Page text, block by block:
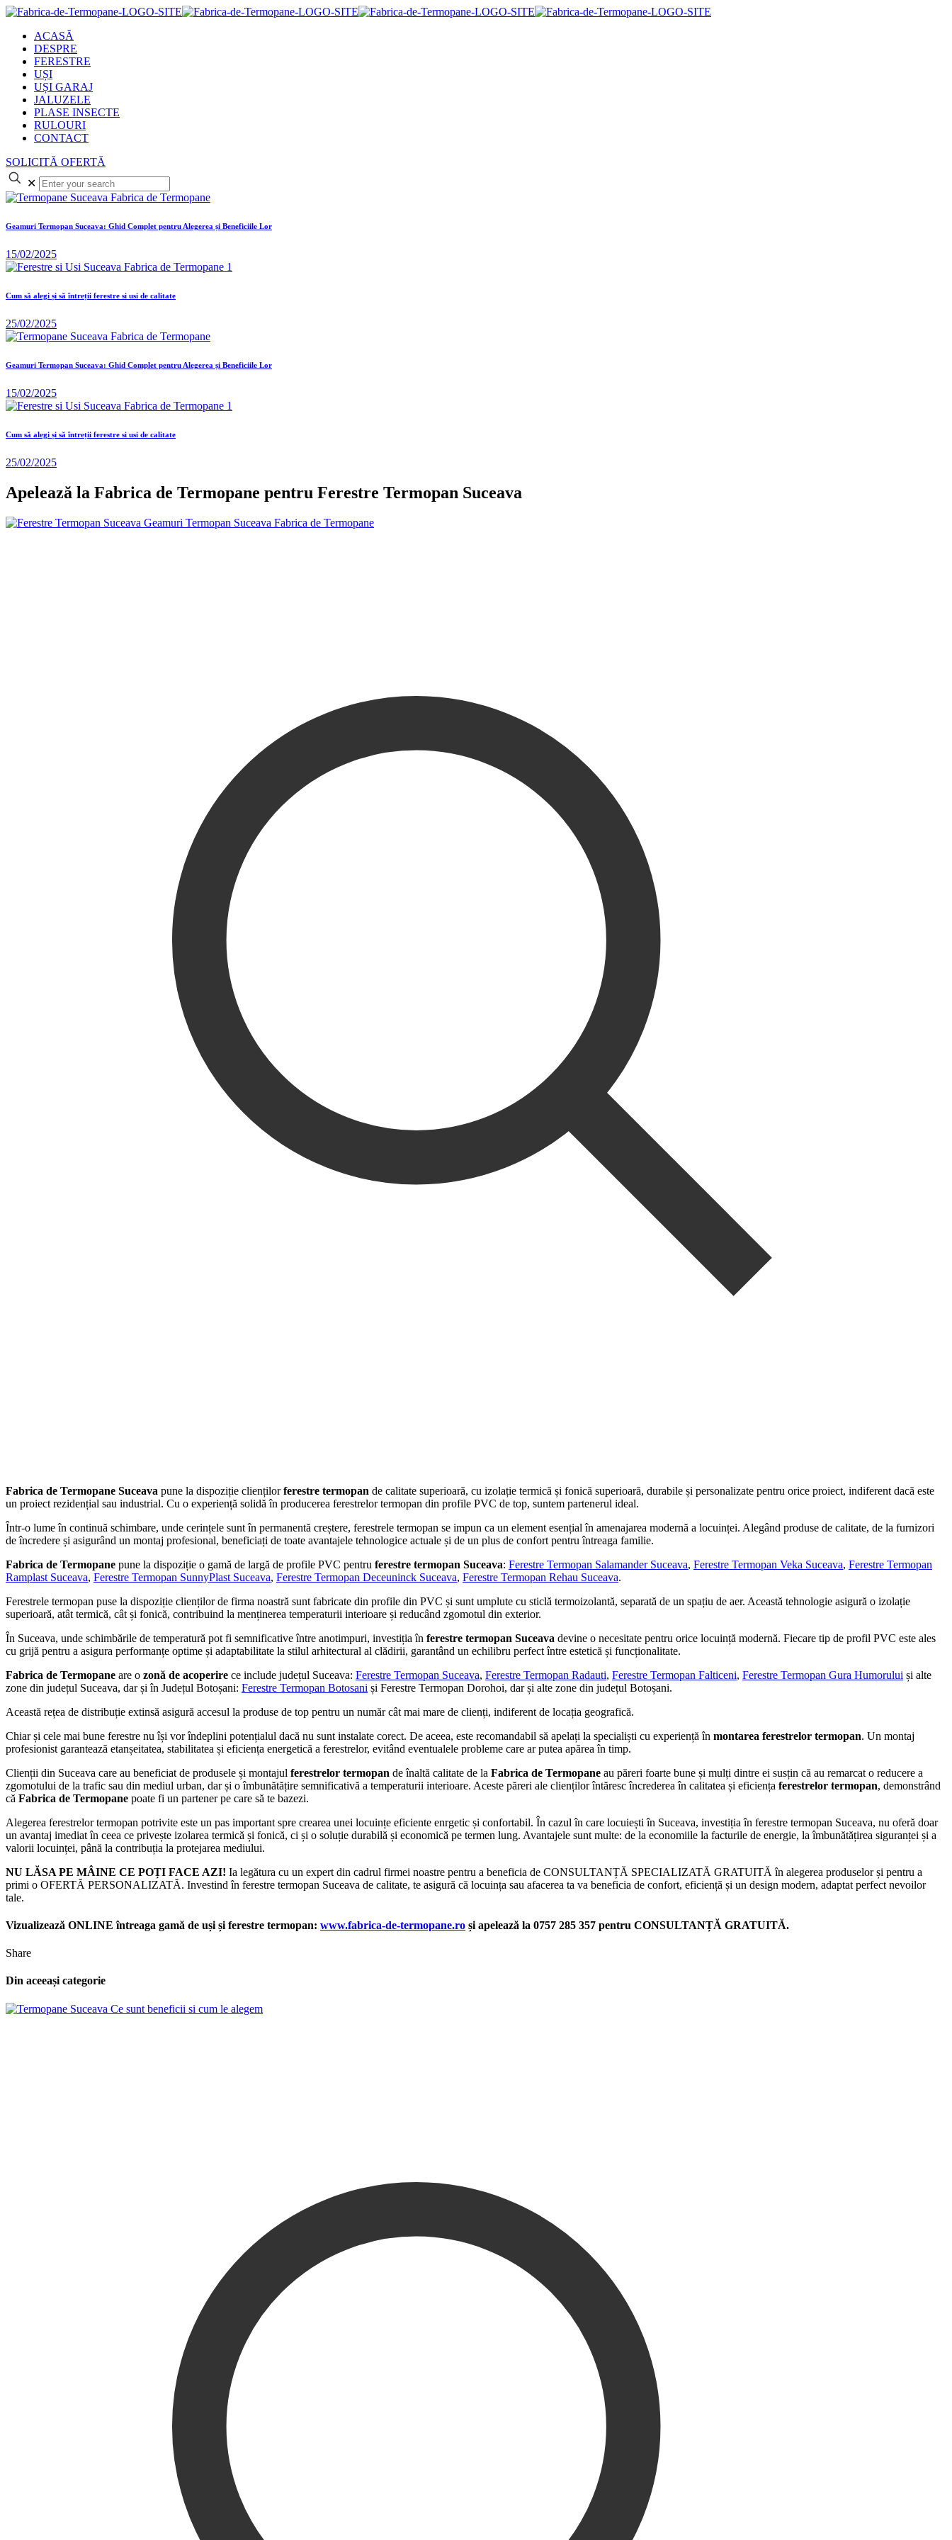
ACASĂ
DESPRE
FERESTRE
UȘI
UȘI GARAJ
JALUZELE
PLASE INSECTE
RULOURI
CONTACT
SOLICITĂ OFERTĂ
✕
Geamuri Termopan Suceava: Ghid Complet pentru Alegerea și Beneficiile Lor
15/02/2025
Cum să alegi și să întreții ferestre si usi de calitate
25/02/2025
Geamuri Termopan Suceava: Ghid Complet pentru Alegerea și Beneficiile Lor
15/02/2025
Cum să alegi și să întreții ferestre si usi de calitate
25/02/2025
Apelează la Fabrica de Termopane pentru Ferestre Termopan Suceava
Fabrica de Termopane Suceava pune la dispoziție cliențilorferestre termopan de calitate superioară, cu izolație termică și fonică superioară, durabile și personalizate pentru orice proiect, indiferent dacă este
un proiect rezidențial sau industrial. Cu o experiență solidă în producerea ferestrelor termopan din profile PVC de top, suntem partenerul ideal.
Într-o lume în continuă schimbare, unde cerințele sunt în permanentă creștere, ferestrele termopan se impun ca un element esențial în amenajarea modernă a locuinței. Alegând produse de calitate, de la furnizori
de încredere și asigurând un montaj profesional, beneficiați de toate avantajele tehnologice actuale și de un plus de confort pentru întreaga familie.
Fabrica de Termopane pune la dispoziție o gamă de largă de profile PVC pentru ferestre termopan Suceava: Ferestre Termopan Salamander Suceava, Ferestre Termopan Veka Suceava, Ferestre Termopan
Ramplast Suceava, Ferestre Termopan SunnyPlast Suceava, Ferestre Termopan Deceuninck Suceava, Ferestre Termopan Rehau Suceava.
Ferestrele termopan puse la dispoziție clienților de firma noastră sunt fabricate din profile din PVC și sunt umplute cu sticlă termoizolantă, separată de un spațiu de aer. Această tehnologie asigură o izolație
superioară, atât termică, cât și fonică, contribuind la menținerea temperaturii interioare și reducând zgomotul din exterior.
În Suceava, unde schimbările de temperatură pot fi semnificative între anotimpuri, investiția în ferestre termopan Suceava devine o necesitate pentru orice locuință modernă. Fiecare tip de profil PVC este ales
cu grijă pentru a asigura performanțe optime și adaptabilitate la stilul arhitectural al clădirii, garantând un echilibru perfect între estetică și funcționalitate.
Fabrica de Termopane are o zonă de acoperire ce include județul Suceava: Ferestre Termopan Suceava, Ferestre Termopan Radauti, Ferestre Termopan Falticeni, Ferestre Termopan Gura Humorului și alte
zone din județul Suceava, dar și în Județul Botoșani: Ferestre Termopan Botosani și Ferestre Termopan Dorohoi, dar și alte zone din județul Botoșani.
Această rețea de distribuție extinsă asigură accesul la produse de top pentru un număr cât mai mare de clienți, indiferent de locația geografică.
Chiar și cele mai bune ferestre nu își vor îndeplini potențialul dacă nu sunt instalate corect. De aceea, este recomandabil să apelați la specialiști cu experiență în montarea ferestrelor termopan. Un montaj
profesionist garantează etanșeitatea, stabilitatea și eficiența energetică a ferestrelor, evitând eventualele probleme care ar putea apărea în timp.
Clienții din Suceava care au beneficiat de produsele și montajul ferestrelor termopan de înaltă calitate de la Fabrica de Termopane au păreri foarte bune și mulți dintre ei susțin că au remarcat o reducere a
zgomotului de la trafic sau din mediul urban, dar și o îmbunătățire semnificativă a temperaturii interioare. Aceste păreri ale clienților întăresc încrederea în calitatea și eficiența ferestrelor termopan, demonstrând
că Fabrica de Termopane poate fi un partener pe care să te bazezi.
Alegerea ferestrelor termopan potrivite este un pas important spre crearea unei locuințe eficiente enrgetic și confortabil. În cazul în care locuiești în Suceava, investiția în ferestre termopan Suceava, nu oferă doar
un avantaj imediat în ceea ce privește izolarea termică și fonică, ci și o soluție durabilă și economică pe termen lung. Avantajele sunt multe: de la economiile la facturile de energie, la îmbunătățirea siguranței și a
valorii locuinței, până la contribuția la protejarea mediului.
NU LĂSA PE MÂINE CE POȚI FACE AZI! Ia legătura cu un expert din cadrul firmei noastre pentru a beneficia de CONSULTANȚĂ SPECIALIZATĂ GRATUITĂ în alegerea produselor și pentru a
primi o OFERTĂ PERSONALIZATĂ. Investind în ferestre termopan Suceava de calitate, te asigură că locuința sau afacerea ta va beneficia de confort, eficiență și un design modern, adaptat perfect nevoilor
tale.
Vizualizează ONLINE întreaga gamă de uși și ferestre termopan: www.fabrica-de-termopane.ro și apelează la 0757 285 357 pentru CONSULTANȚĂ GRATUITĂ.
Share
Din aceeași categorie